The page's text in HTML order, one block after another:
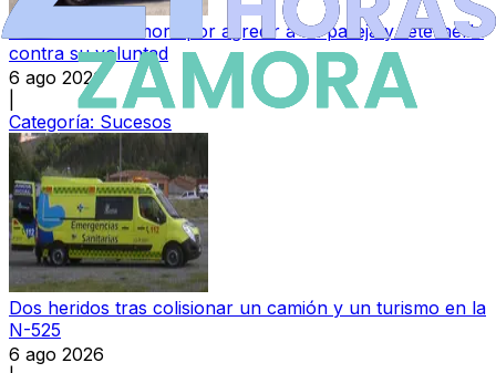
Detenido en Zamora por agredir a su pareja y reternerla
contra su voluntad
6 ago 2026
Categoría: Sucesos
Dos heridos tras colisionar un camión y un turismo en la
N-525
6 ago 2026